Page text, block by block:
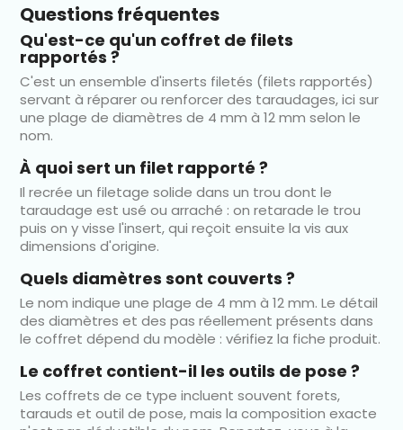
Questions fréquentes
Qu'est-ce qu'un coffret de filets
rapportés ?
C'est un ensemble d'inserts filetés (filets rapportés)
servant à réparer ou renforcer des taraudages, ici sur
une plage de diamètres de 4 mm à 12 mm selon le
nom.
À quoi sert un filet rapporté ?
Il recrée un filetage solide dans un trou dont le
taraudage est usé ou arraché : on retarade le trou
puis on y visse l'insert, qui reçoit ensuite la vis aux
dimensions d'origine.
Quels diamètres sont couverts ?
Le nom indique une plage de 4 mm à 12 mm. Le détail
des diamètres et des pas réellement présents dans
le coffret dépend du modèle : vérifiez la fiche produit.
Le coffret contient-il les outils de pose ?
Les coffrets de ce type incluent souvent forets,
tarauds et outil de pose, mais la composition exacte